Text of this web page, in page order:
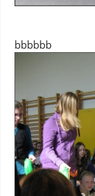
bbbbbb